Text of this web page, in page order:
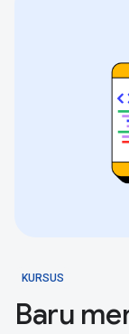
KURSUS
Baru